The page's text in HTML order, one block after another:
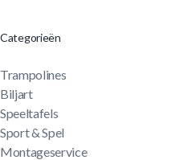
Categorieën
Trampolines
Biljart
Speeltafels
Sport & Spel
Montageservice